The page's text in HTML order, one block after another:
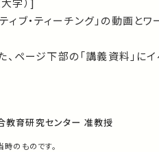
ィブ・ティーチング」の動画と
、ページ下部の「講義資料」に
教育研究センター 准教授
のものです。